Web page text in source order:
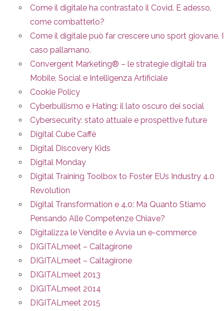
Come il digitale ha contrastato il Covid. E adesso,
come combatterlo?
Come il digitale può far crescere uno sport giovane.
caso pallamano.
Convergent Marketing® – le strategie digitali tra
Mobile, Social e Intelligenza Artificiale
Cookie Policy
Cyberbullismo e Hating: il lato oscuro dei social
Cybersecurity: stato attuale e prospettive future
Digital Cube Caffè
Digital Discovery Kids
Digital Monday
Digital Training Toolbox to Foster EUs Industry 4.0
Revolution
Digital Transformation e 4.0: Ma Quanto Stiamo
Pensando Alle Competenze Chiave?
Digitalizza le Vendite e Avvia un e-commerce
DIGITALmeet – Caltagirone
DIGITALmeet – Caltagirone
DIGITALmeet 2013
DIGITALmeet 2014
DIGITALmeet 2015